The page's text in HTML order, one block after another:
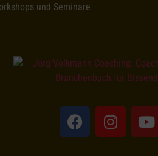
und Seminare